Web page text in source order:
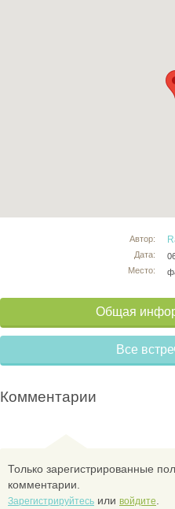
Автор:
Дата:
Место:
Общая
Все
Комментарии
Только зарегистрированные
комментарии.
Зарегистрируйтесь или войдите